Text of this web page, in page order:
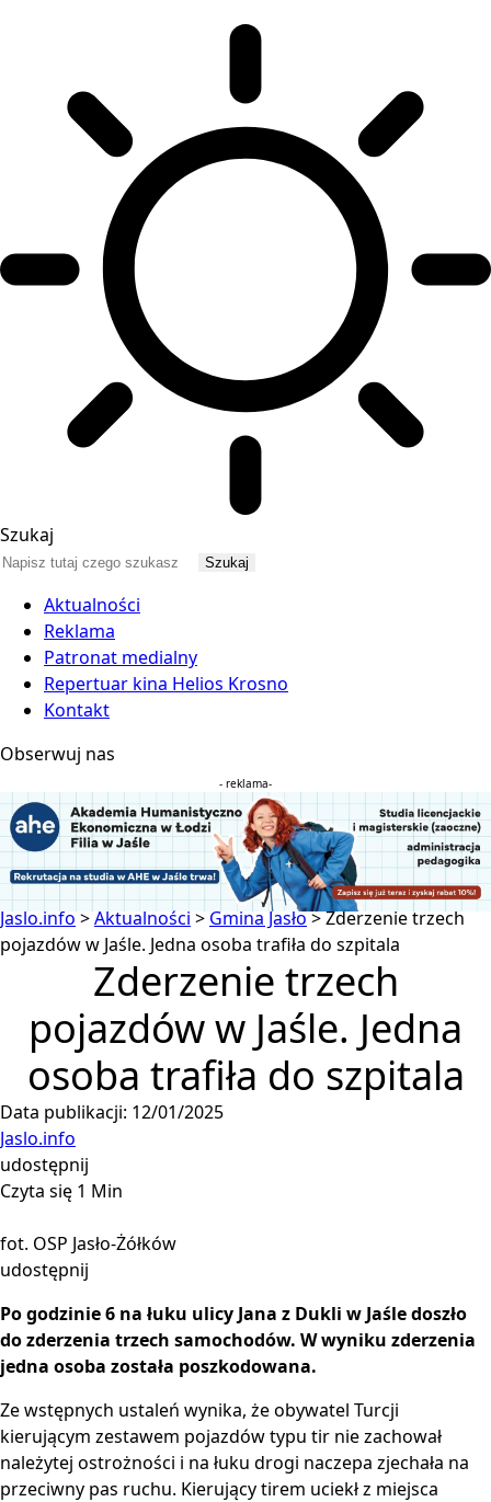
Szukaj
Aktualności
Reklama
Patronat medialny
Repertuar kina Helios Krosno
Kontakt
Obserwuj nas
- reklama-
Jaslo.info>Aktualności > Gmina Jasło>Zderzenie trzech
pojazdów w Jaśle. Jedna osoba trafiła do szpitala
Zderzenie trzech
pojazdów w Jaśle. Jedna
osoba trafiła do szpitala
Data publikacji: 12/01/2025
Jaslo.info
udostępnij
Czyta się 1 Min
fot. OSP Jasło-Żółków
udostępnij
Po godzinie 6 na łuku ulicy Jana z Dukli w Jaśle doszło
do zderzenia trzech samochodów. W wyniku zderzenia
jedna osoba została poszkodowana.
Ze wstępnych ustaleń wynika, że obywatel Turcji
kierującym zestawem pojazdów typu tir nie zachował
należytej ostrożności i na łuku drogi naczepa zjechała na
przeciwny pas ruchu. Kierujący tirem uciekł z miejsca